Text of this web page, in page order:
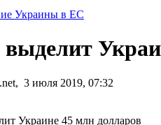
Украины в ЕС
3 июля 2019, 07:32